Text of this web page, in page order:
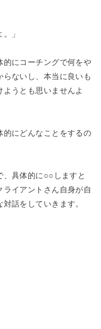
」
的にコーチングで何をや
らないし、本当に良いも
うとも思いませんよ
的にどんなことをするの
、具体的に○○しますと
イアントさん自身が自
話をしていきます。